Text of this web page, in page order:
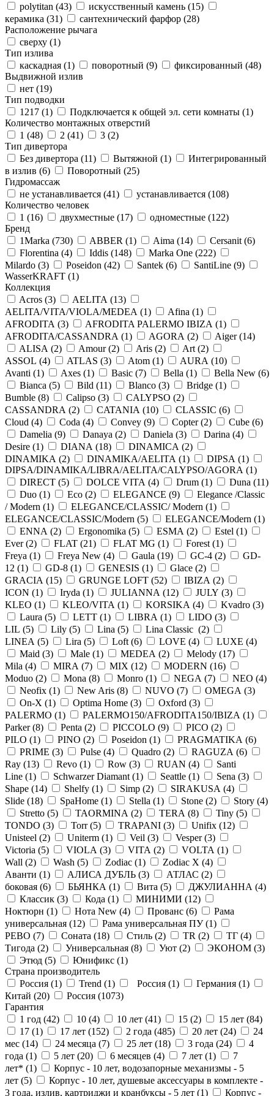
polytitan (43) искусственный камень (15)
керамика (31) сантехнический фарфор (28)
Расположение рычага
сверху (1)
Тип излива
каскадная (1) поворотный (9) фиксированный (48)
Выдвижной излив
нет (19)
Тип подводки
1217 (1) Подключается к общей эл. сети комнаты (1)
Количество монтажных отверстий
1 (48) 2 (41) 3 (2)
Тип дивертора
Без дивертора (11) Вытяжной (1)
Интегрированный
в излив (6) Поворотный (25)
Гидромассаж
не устанавливается (41) устанавливается (108)
Количество человек
1 (16) двухместные (17) одноместные (122)
Бренд
1Marka (730) ABBER (1) Aima (14) Cersanit (6)
Florentina (4) Iddis (148) Marka One (222)
Milardo (3) Poseidon (42) Santek (6) SantiLine (9)
WasserKRAFT (1)
Коллекция
Acros (3) AELITA (13)
AELITA/VITA/VIOLA/MEDEA (1) Afina (1)
AFRODITA (3) AFRODITA PALERMO IBIZA (1)
AFRODITA/CASSANDRA (1) AGORA (2) Aiger (14)
ALISA (2) Amour (2) Aris (2) Art (2)
ASSOL (4) ATLAS (3) Atom (1) AURA (10)
Avanti (1) Axes (1) Basic (7) Bella (1) Bella New (6)
Bianca (5) Bild (11) Blanco (3) Bridge (1)
Bumble (8) Calipso (3) CALYPSO (2)
CASSANDRA (2) CATANIA (10) CLASSIC (6)
Cloud (4) Coda (4) Convey (9) Copter (2) Cube (6)
Damelia (9) Danaya (2) Daniela (3) Darina (4)
Desire (1) DIANA (18) DINAMICA (2)
DINAMIKA (2) DINAMIKA/AELITA (1) DIPSA (1)
DIPSA/DINAMIKA/LIBRA/AELITA/CALYPSO/AGORA (1)
DIRECT (5) DOLCE VITA (4) Drum (1) Duna (11)
Duo (1) Eco (2) ELEGANCE (9)
Elegance /Classic
/ Modern (1) ELEGANCE/CLASSIC/ Modern (1)
ELEGANCE/CLASSIC/Modern (5) ELEGANCE/Modern (1)
ENNA (2) Ergonomika (5) ESMA (2) Estel (1)
Ever (2) FLAT (21) FLAT MG (1) Forest (1)
Freya (1) Freya New (4) Gaula (19) GC-4 (2)
GD-
12 (1) GD-8 (1) GENESIS (1) Glace (2)
GRACIA (15) GRUNGE LOFT (52) IBIZA (2)
ICON (1) Iryda (1) JULIANNA (12) JULY (3)
KLEO (1) KLEO/VITA (1) KORSIKA (4) Kvadro (3)
Laura (5) LETT (1) LIBRA (1) LIDO (3)
LIL (5) Lily (5) Lina (5) Lina Classic (2)
LINEA (5) Lira (5) Loft (6) LOVE (4) LUXE (4)
Maid (3) Male (1) MEDEA (2) Melody (17)
Mila (4) MIRA (7) MIX (12) MODERN (16)
Moduo (2) Mona (8) Monro (1) NEGA (7) NEO (4)
Neofix (1) New Aris (8) NUVO (7) OMEGA (3)
On-X (1) Optima Home (3) Oxford (3)
PALERMO (1) PALERMO150/AFRODITA150/IBIZA (1)
Parker (8) Penta (2) PICCOLO (9) PICO (2)
PILO (1) PINO (2) Poseidon (1) PRAGMATIKA (6)
PRIME (3) Pulse (4) Quadro (2) RAGUZA (6)
Ray (13) Revo (1) Row (3) RUAN (4)
Santi
Line (1) Schwarzer Diamant (1) Seattle (1) Sena (3)
Shape (14) Shelfy (1) Simp (2) SIRAKUSA (4)
Slide (18) SpaHome (1) Stella (1) Stone (2) Story (4)
Stretto (5) TAORMINA (2) TERA (8) Tiny (5)
TONDO (3) Torr (5) TRAPANI (3) Unifix (12)
Unisteel (2) Uniterm (1) Veil (3) Vesper (3)
Victoria (5) VIOLA (3) VITA (2) VOLTA (1)
Wall (2) Wash (5) Zodiac (1) Zodiac X (4)
Аванти (1) АЛИСА ДУБЛЬ (3) АТЛАС (2)
боковая (6) БЬЯНКА (1) Вита (5) ДЖУЛИАННА (4)
Классик (3) Кода (1) МИНИМИ (12)
Ноктюрн (1) Нота New (4) Прованс (6)
Рама
универсальная (12) Рама универсальная ПУ (1)
РЕВО (7) Соната (18) Стиль (2) ТR (2) ТГ (4)
Тигода (2) Универсальная (8) Уют (2) ЭКОНОМ (3)
Этюд (5) Юнификс (1)
Страна производитель
Россия (1) Trend (1) Россия (1) Германия (1)
Китай (20) Россия (1073)
Гарантия
1 год (42) 10 (4) 10 лет (41) 15 (2) 15 лет (84)
17 (1) 17 лет (152) 2 года (485) 20 лет (24)
24
мес (14) 24 месяца (7) 25 лет (18) 3 года (24)
4
года (1) 5 лет (20) 6 месяцев (4) 7 лет (1)
7
лет* (1)
Корпус - 10 лет, водозапорные механизмы - 5
лет (5)
Корпус - 10 лет, душевые аксессуары в комплекте -
3 года, излив, картриджи и кранбуксы - 5 лет (1) Корпус -